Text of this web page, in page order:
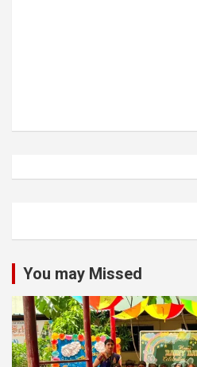
You may Missed